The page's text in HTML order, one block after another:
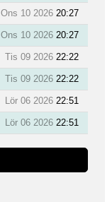
Ons 10 2026 20:27
Ons 10 2026 20:27
Tis 09 2026 22:22
Tis 09 2026 22:22
Lör 06 2026 22:51
Lör 06 2026 22:51